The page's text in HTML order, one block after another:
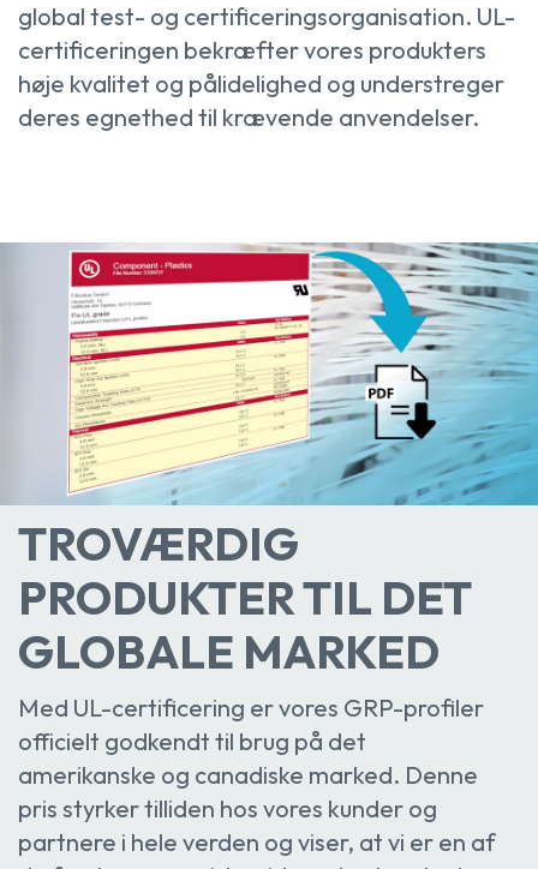
global test- og certificeringsorganisation. UL-
certificeringen bekræfter vores produkters
høje kvalitet og pålidelighed og understreger
deres egnethed til krævende anvendelser.
TROVÆRDIG
PRODUKTER TIL DET
GLOBALE MARKED
Med UL-certificering er vores GRP-profiler
officielt godkendt til brug på det
amerikanske og canadiske marked. Denne
pris styrker tilliden hos vores kunder og
partnere i hele verden og viser, at vi er en af